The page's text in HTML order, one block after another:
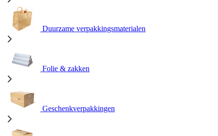
Duurzame verpakkingsmaterialen
Folie & zakken
Geschenkverpakkingen